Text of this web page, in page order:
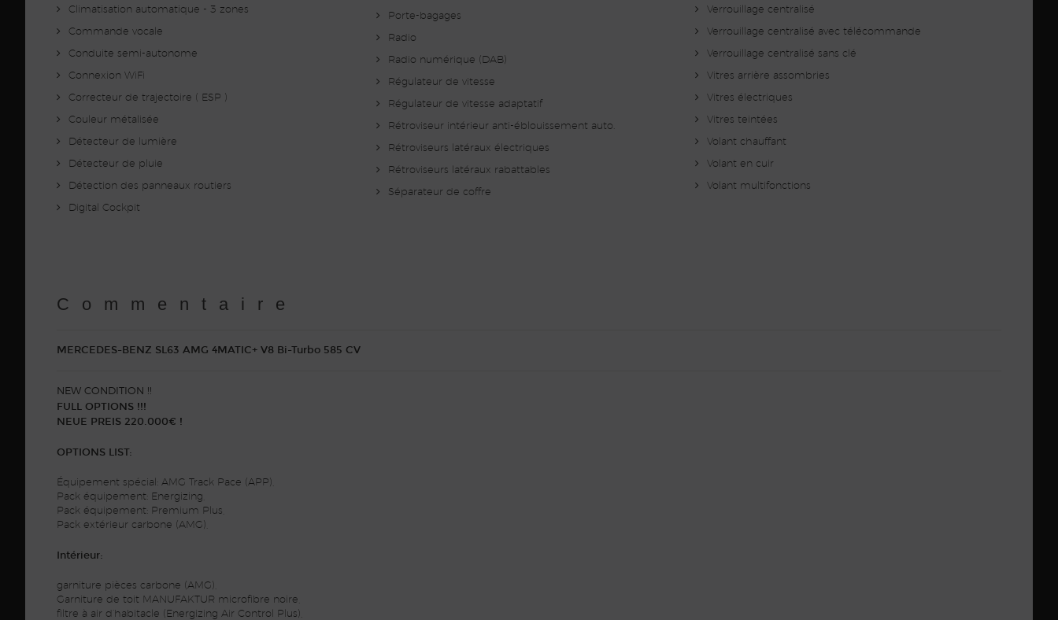
Climatisation automatique - 3 zones
Commande vocale
Conduite semi-autonome
Connexion WiFi
Correcteur de trajectoire ( ESP )
Couleur métalisée
Détecteur de lumière
Détecteur de pluie
Détection des panneaux routiers
Digital Cockpit
Porte-bagages
Radio
Radio numérique (DAB)
Régulateur de vitesse
Régulateur de vitesse adaptatif
Rétroviseur intérieur anti-éblouissement auto.
Rétroviseurs latéraux électriques
Rétroviseurs latéraux rabattables
Séparateur de coffre
Verrouillage centralisé
Verrouillage centralisé avec télécommande
Verrouillage centralisé sans clé
Vitres arrière assombries
Vitres électriques
Vitres teintées
Volant chauffant
Volant en cuir
Volant multifonctions
Commentaire
MERCEDES-BENZ SL63 AMG 4MATIC+ V8 Bi-Turbo 585 CV
NEW CONDITION !!
FULL OPTIONS !!!
NEUE PREIS 220.000€ !
OPTIONS LIST:
Équipement spécial: AMG Track Pace (APP),
Pack équipement: Energizing,
Pack équipement: Premium Plus,
Pack extérieur carbone (AMG),
Intérieur:
garniture pièces carbone (AMG),
Garniture de toit MANUFAKTUR microfibre noire,
filtre à air d’habitacle (Energizing Air Control Plus),